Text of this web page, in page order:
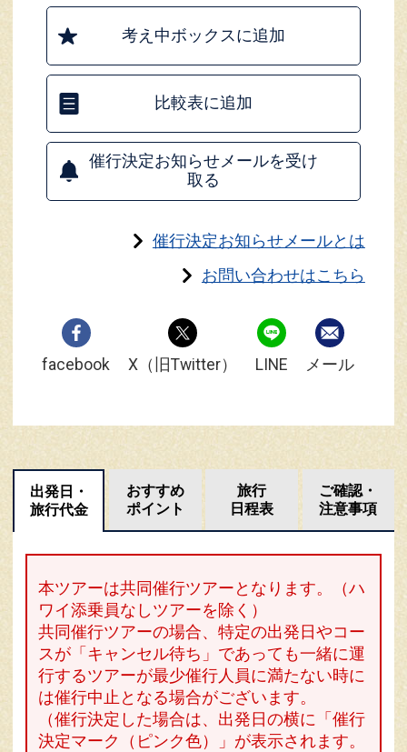
考え中ボックスに追加
比較表に追加
催行決定お知らせメールを受け
取る
催行決定お知らせメールとは
お問い合わせはこちら
facebook X（旧Twitter） LINE メール
出発日・
旅行代金
おすすめ
ポイント
旅行
日程表
ご確認・
注意事項
本ツアーは共同催行ツアーとなります。（ハ
ワイ添乗員なしツアーを除く）
共同催行ツアーの場合、特定の出発日やコー
スが「キャンセル待ち」であっても一緒に運
行するツアーが最少催行人員に満たない時に
は催行中止となる場合がございます。
（催行決定した場合は、出発日の横に「催行
決定マーク（ピンク色）」が表示されます。